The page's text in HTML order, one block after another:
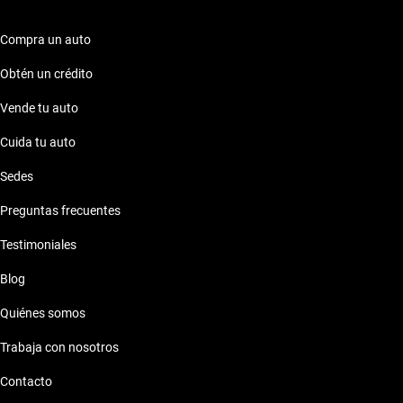
Compra un auto
Obtén un crédito
Vende tu auto
Cuida tu auto
Sedes
Preguntas frecuentes
Testimoniales
Blog
Quiénes somos
Trabaja con nosotros
Contacto